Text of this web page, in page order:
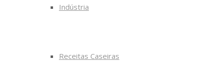
Indústria
Receitas Caseiras